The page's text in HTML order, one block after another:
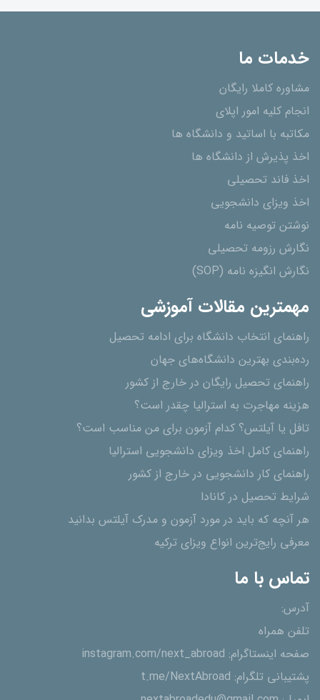
خدمات ما
مشاوره کاملا رایگان
انجام کلیه امور اپلای
مکاتبه با اساتید و دانشگاه ها
اخذ پذیرش از دانشگاه ھا
اخذ فاند تحصیلی
اخذ ویزای دانشجویی
نوشتن توصیه نامه
نگارش رزومه تحصیلی
نگارش انگیزه نامه (SOP)
مهمترین مقالات آموزشی
راهنمای انتخاب دانشگاه برای ادامه تحصیل
رده‌بندی بهترین دانشگاه‌های جهان
راهنمای تحصیل رایگان در خارج از کشور
هزینه مهاجرت به استرالیا چقدر است؟
تافل یا آیلتس؟ کدام آزمون برای من مناسب است؟
راهنمای کامل اخذ ویزای دانشجویی استرالیا
راهنمای کار دانشجویی در خارج از کشور
شرایط تحصیل در کانادا
هر آنچه که باید در مورد آزمون و مدرک آیلتس بدانید
معرفی رایج‌ترین انواع ویزای ترکیه
تماس با ما
آدرس:
تلفن همراه
صفحه اینستاگرام: instagram.com/next_abroad
پشتیبانی تلگرام: t.me/NextAbroad